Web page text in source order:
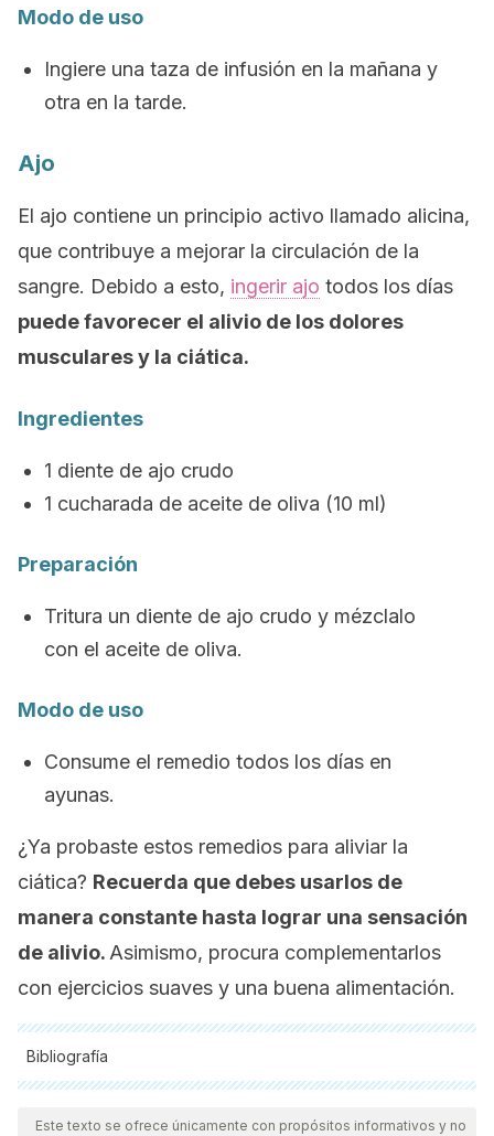
Modo de uso
Ingiere una taza de infusión en la mañana y
otra en la tarde.
Ajo
El ajo contiene un principio activo llamado alicina,
que contribuye a mejorar la circulación de la
sangre. Debido a esto, ingerir ajo todos los días
puede favorecer el alivio de los dolores
musculares y la ciática.
Ingredientes
1 diente de ajo crudo
1 cucharada de aceite de oliva (10 ml)
Preparación
Tritura un diente de ajo crudo y mézclalo
con el aceite de oliva.
Modo de uso
Consume el remedio todos los días en
ayunas.
¿Ya probaste estos remedios para aliviar la
ciática? Recuerda que debes usarlos de
manera constante hasta lograr una sensación
de alivio. Asimismo, procura complementarlos
con ejercicios suaves y una buena alimentación.
Bibliografía
Todas las fuentes citadas fueron revisadas a profundidad por
nuestro equipo, para asegurar su calidad, confiabilidad,
Este texto se ofrece únicamente con propósitos informativos y no